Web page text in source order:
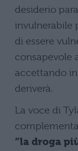
desiderio
invulnerabile
di essere
consapevole
accettando
deriverà.
La voce di
“la droga